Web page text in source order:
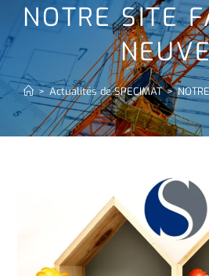
NOTRE SITE
> Actualités de SPECIMAT >